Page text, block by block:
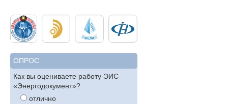
ОПРОС
Как вы оцениваете работу ЭИС
«Энергодокумент»?
отлично